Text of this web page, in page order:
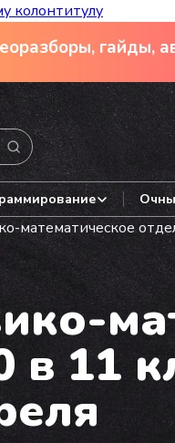
колонтитулу
гайды,
в 11